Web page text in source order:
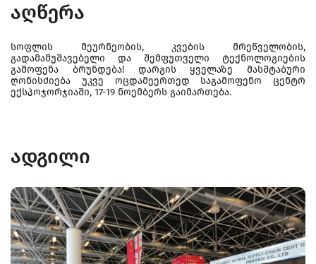
აღწერა
სოფლის მეურნეობის, კვების მრეწველობის,
გადამამუშავებელი და შემფუთველი ტექნოლოგიების
გამოფენა ბრუნდება! დარგის ყველაზე მასშტაბური
ღონისძიება უკვე ოცდამეერთედ საგამოფენო ცენტრ
ექსპოჯორჯიაში, 17-19 ნოემბერს გაიმართება.
ადგილი